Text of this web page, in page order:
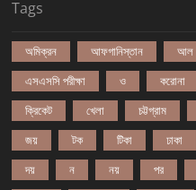
Tags
অমিক্রন আফগানিস্তান আল
এসএসসি পরীক্ষা ও করোনা
ক্রিকেট খেলা চট্টগ্রাম
জয় টক টিকা ঢাকা
দয় ন নয় পর